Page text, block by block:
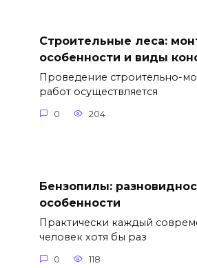
Строительные леса:
особенности и виды
Проведение строительно-
работ осуществляется
0 204
Бензопилы:
особенности
Практически каждый
человек хотя бы раз
0 118